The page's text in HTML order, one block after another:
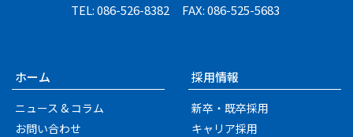
TEL: 086-526-8382
FAX: 086-525-5683
ホーム
ニュース & コラム
お問い合わせ
採用情報
新卒・既卒採用
キャリア採用